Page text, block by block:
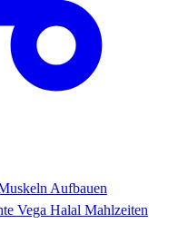
Aufbauen
Vega Halal Mahlzeiten